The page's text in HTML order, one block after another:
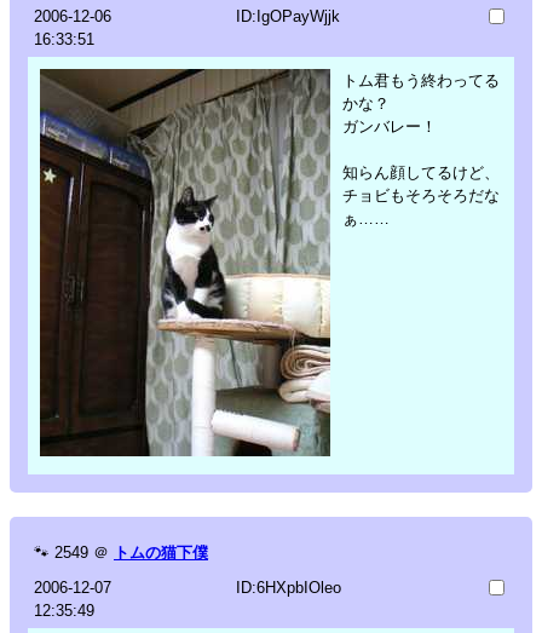
2006-12-06
16:33:51
ID:IgOPayWjjk
トム君もう終わってる
かな？
ガンバレー！
知らん顔してるけど、
チョビもそろそろだな
ぁ……
🐾 2549 ＠ トムの猫下僕
2006-12-07
12:35:49
ID:6HXpbIOleo